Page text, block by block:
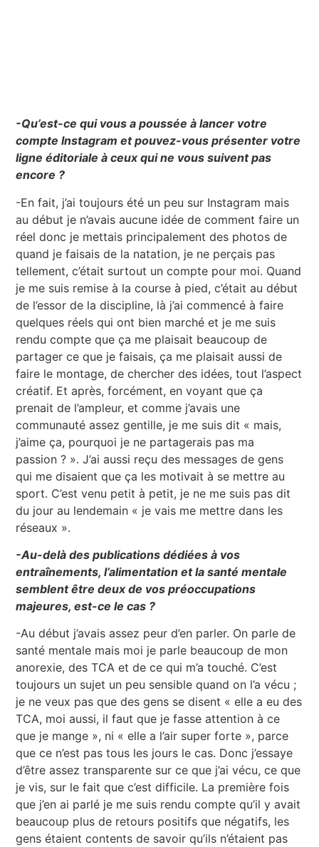
-Qu’est-ce qui vous a poussée à lancer votre
compte Instagram et pouvez-vous présenter votre
ligne éditoriale à ceux qui ne vous suivent pas
encore ?
-En fait, j’ai toujours été un peu sur Instagram mais
au début je n’avais aucune idée de comment faire un
réel donc je mettais principalement des photos de
quand je faisais de la natation, je ne perçais pas
tellement, c’était surtout un compte pour moi. Quand
je me suis remise à la course à pied, c’était au début
de l’essor de la discipline, là j’ai commencé à faire
quelques réels qui ont bien marché et je me suis
rendu compte que ça me plaisait beaucoup de
partager ce que je faisais, ça me plaisait aussi de
faire le montage, de chercher des idées, tout l’aspect
créatif. Et après, forcément, en voyant que ça
prenait de l’ampleur, et comme j’avais une
communauté assez gentille, je me suis dit « mais,
j’aime ça, pourquoi je ne partagerais pas ma
passion ? ». J’ai aussi reçu des messages de gens
qui me disaient que ça les motivait à se mettre au
sport. C’est venu petit à petit, je ne me suis pas dit
du jour au lendemain « je vais me mettre dans les
réseaux ».
-Au-delà des publications dédiées à vos
entraînements, l’alimentation et la santé mentale
semblent être deux de vos préoccupations
majeures, est-ce le cas ?
-Au début j’avais assez peur d’en parler. On parle de
santé mentale mais moi je parle beaucoup de mon
anorexie, des TCA et de ce qui m’a touché. C’est
toujours un sujet un peu sensible quand on l’a vécu ;
je ne veux pas que des gens se disent « elle a eu des
TCA, moi aussi, il faut que je fasse attention à ce
que je mange », ni « elle a l’air super forte », parce
que ce n’est pas tous les jours le cas. Donc j’essaye
d’être assez transparente sur ce que j’ai vécu, ce que
je vis, sur le fait que c’est difficile. La première fois
que j’en ai parlé je me suis rendu compte qu’il y avait
beaucoup plus de retours positifs que négatifs, les
gens étaient contents de savoir qu’ils n’étaient pas